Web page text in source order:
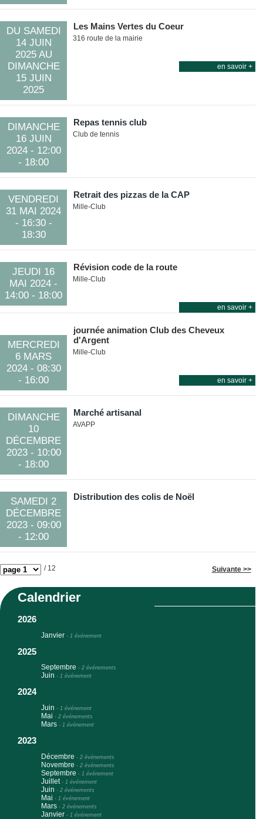
Les Mains Vertes du Coeur
DU SAMEDI
14 JUIN
2025 AU
DIMANCHE
15 JUIN
2025
316 route de la mairie
en savoir +
Repas tennis club
DIMANCHE
16 JUIN
2024- 12:00
- 18:00
Club de tennis
Retrait des pizzas de la CAP
VENDREDI
31 MAI 2024
- 16:30 -
18:30
Mille-Club
Révision code de la route
JEUDI 16
MAI 2024 -
14:00 - 18:00
Mille-Club
en savoir +
journée animation Club des Cheveux
d'Argent
MERCREDI
6 MARS
2024- 08:30
- 16:00
Mille-Club
en savoir +
Marché artisanal
DIMANCHE
10
DÉCEMBRE
2023- 10:00
- 18:00
AVAPP
Distribution des colis de Noël
SAMEDI 2
DÉCEMBRE
2023- 09:00
- 12:00
/ 12 Suivante >>
Calendrier
2026
Janvier - 1 événement
2025
Septembre - 2 événements
Juin - 1 événement
2024
Juin - 1 événement
Mai - 2 événements
Mars - 1 événement
2023
Décembre - 2 événements
Novembre - 2 événements
Septembre - 1 événement
Juillet - 1 événement
Juin - 2 événements
Mai - 1 événement
Mars - 2 événements
Janvier - 1 événement